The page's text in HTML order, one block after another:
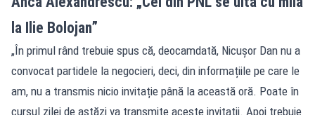
la Ilie Bolojan”
„În primul rând trebuie spus că, deocamdată, Nicușor Dan nu a
convocat partidele la negocieri, deci, din informațiile pe care le
am, nu a transmis nicio invitație până la această oră. Poate în
cursul zilei de astăzi va transmite aceste invitații. Apoi trebuie